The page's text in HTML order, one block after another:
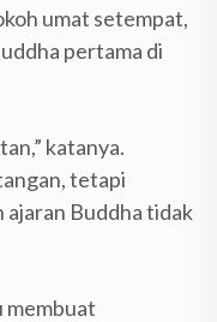
umat setempat,
pertama di
katanya.
tetapi
Buddha tidak
membuat